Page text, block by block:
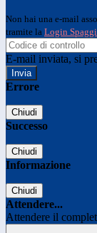
Non hai una e-mail
tramite la Login
E-mail inviata, si
Errore
Chiudi
Successo
Chiudi
Informazione
Chiudi
Attendere...
Attendere il